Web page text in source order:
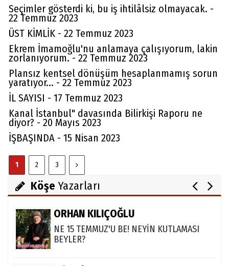
Seçimler gösterdi ki, bu iş ihtilâlsiz olmayacak. -
22 Temmuz 2023
ÜST KİMLİK - 22 Temmuz 2023
Ekrem İmamoğlu'nu anlamaya çalışıyorum, lakin
zorlanıyorum. - 22 Temmuz 2023
Plansız kentsel dönüşüm hesaplanmamış sorun
yaratıyor... - 22 Temmuz 2023
İL SAYISI - 17 Temmuz 2023
Kanal İstanbul" davasında Bilirkişi Raporu ne
diyor? - 20 Mayıs 2023
İŞBAŞINDA - 15 Nisan 2023
1 2 3
Köşe Yazarları
Av. Cemil Can
FARELERİ DİNLEMEYİN!..
Abdullah Gözaydın
ALLAH cc. MUCİZE YARATMAZ.
ORHAN KILIÇOĞLU
NE 15 TEMMUZ'U BE! NEYİN KUTLAMASI
BEYLER?